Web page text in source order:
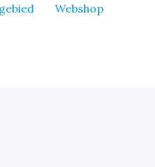
Webshop